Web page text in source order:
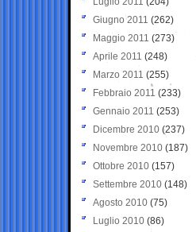
Giugno 2011 (262)
Maggio 2011 (273)
Aprile 2011 (248)
Marzo 2011 (255)
Febbraio 2011 (233)
Gennaio 2011 (253)
Dicembre 2010 (237)
Novembre 2010 (187)
Ottobre 2010 (157)
Settembre 2010 (148)
Agosto 2010 (75)
Luglio 2010 (86)